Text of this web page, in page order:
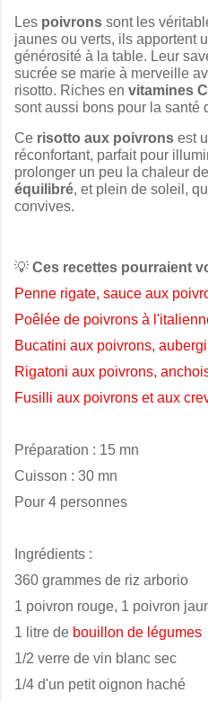
Les poivrons sont les
jaunes ou verts, ils apportent
générosité à la table. Leur
sucrée se marie à merveille
risotto. Riches en vitamines
sont aussi bons pour la santé
Ce risotto aux poivrons est
réconfortant, parfait pour
prolonger un peu la chaleur
équilibré, et plein de soleil,
convives.
💡 Ces recettes pourraient
Penne rigate, sauce aux
Poêlée de poivrons à
Bucatini aux poivrons,
Rigatoni aux poivrons,
Fusilli aux poivrons et aux
Préparation : 15 mn
Cuisson : 30 mn
Pour 4 personnes
Ingrédients :
360 grammes de riz arborio
1 poivron rouge, 1 poivron
1 litre de bouillon de légumes
1/2 verre de vin blanc sec
1/4 d'un petit oignon haché